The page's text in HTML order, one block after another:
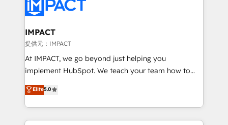
Slash months from your API Integration project... ⬅️
Click "Contact Business" ⬅️ to access 150+ Kickstart
Integration templates that put HubSpot in the center
of your tech stack, syncing... 🛍️ Shopify or
WooCommerce 💲 Stripe or Paypal 💰 Sage or
Netsuite 🤖 Google or Microsoft ✍️ DocuSign or
the rare Advanced "Custom Integrations"
Accreditation, securely sync data across... 🔄 any
IMPACT
提供元：IMPACT
At IMPACT, we go beyond just helping you
implement HubSpot. We teach your team how to
master it. As the creators of the Endless Customers
System™ (the next evolution of They Ask, You
Answer), we’re the only HubSpot partner built
entirely around coaching and training. That means
Elite5.0